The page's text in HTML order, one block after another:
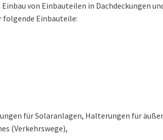
von Einbauteilen in Dachdeckungen
Einbauteile:
für Solaranlagen, Halterungen für
(Verkehrswege),